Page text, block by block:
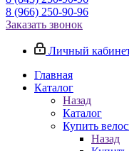
8 (966) 250-90-96
Заказать звонок
Личный
Главная
Каталог
Назад
Каталог
Купить
Назад